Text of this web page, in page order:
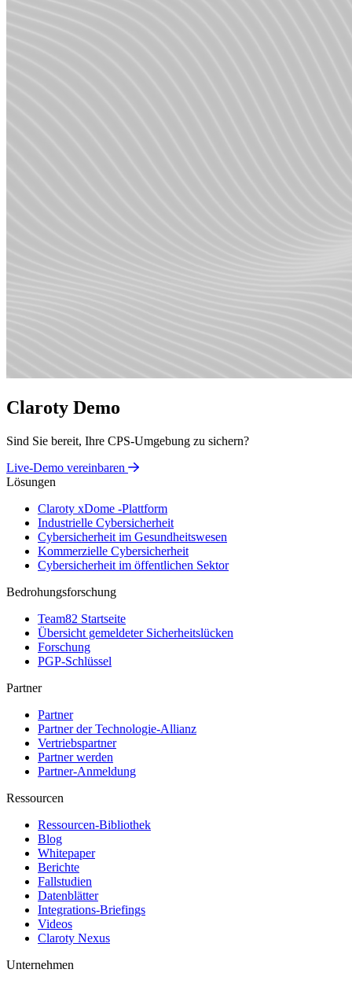
Claroty Demo
Sind Sie bereit, Ihre CPS-Umgebung zu sichern?
Live-Demo vereinbaren
Lösungen
Claroty xDome -Plattform
Industrielle Cybersicherheit
Cybersicherheit im Gesundheitswesen
Kommerzielle Cybersicherheit
Cybersicherheit im öffentlichen Sektor
Bedrohungsforschung
Team82 Startseite
Übersicht gemeldeter Sicherheitslücken
Forschung
PGP-Schlüssel
Partner
Partner
Partner der Technologie-Allianz
Vertriebspartner
Partner werden
Partner-Anmeldung
Ressourcen
Ressourcen-Bibliothek
Blog
Whitepaper
Berichte
Fallstudien
Datenblätter
Integrations-Briefings
Videos
Claroty Nexus
Unternehmen